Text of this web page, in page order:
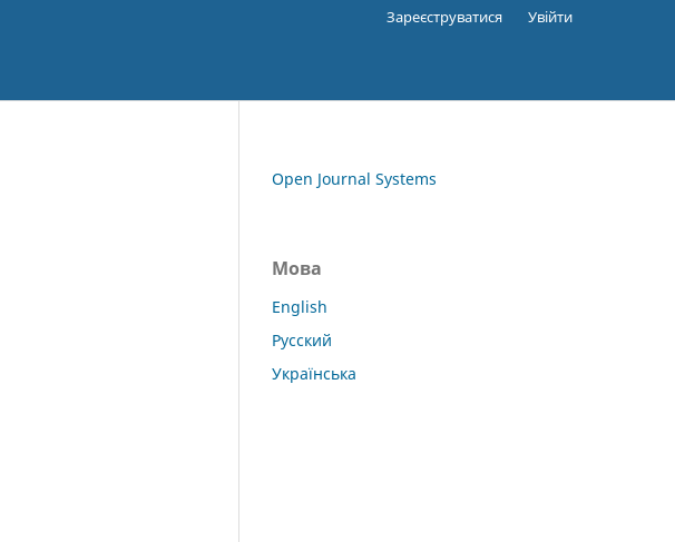
Зареєструватися Увійти
Open Journal Systems
Мова
English
Русский
Українська